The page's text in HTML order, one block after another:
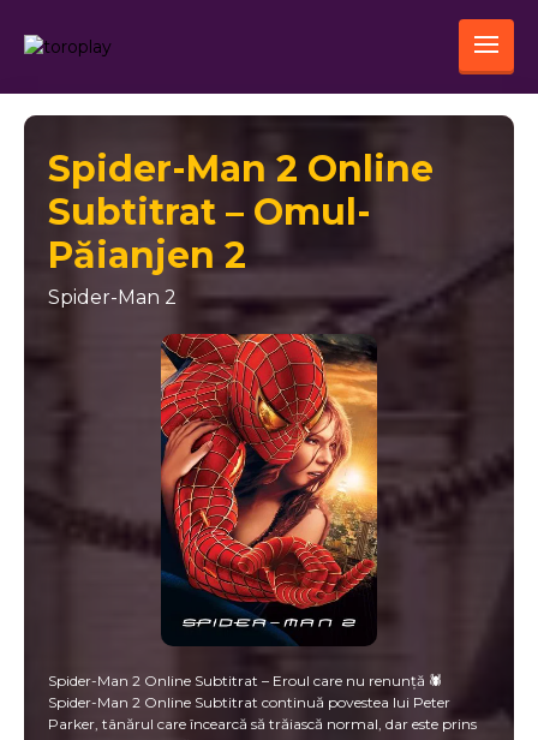
Spider-Man 2 Online
Subtitrat – Omul-
Păianjen 2
Spider-Man 2
Spider-Man 2 Online Subtitrat – Eroul care nu renunță 🕷️
Spider-Man 2 Online Subtitrat continuă povestea lui Peter
Parker, tânărul care încearcă să trăiască normal, dar este prins